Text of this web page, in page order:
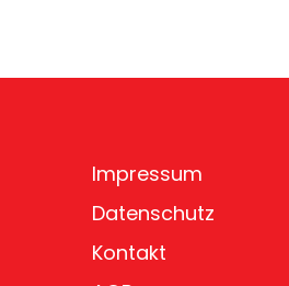
Impressum
Datenschutz
Kontakt